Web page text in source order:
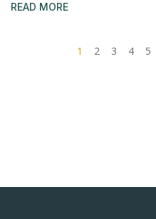
READ MORE
1 2 3 4 5